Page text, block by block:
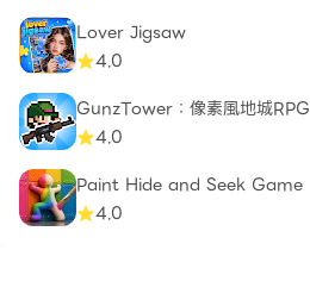
Lover Jigsaw
4.0
GunzTower：像素風地城RPG
4.0
Paint Hide and Seek Game
4.0